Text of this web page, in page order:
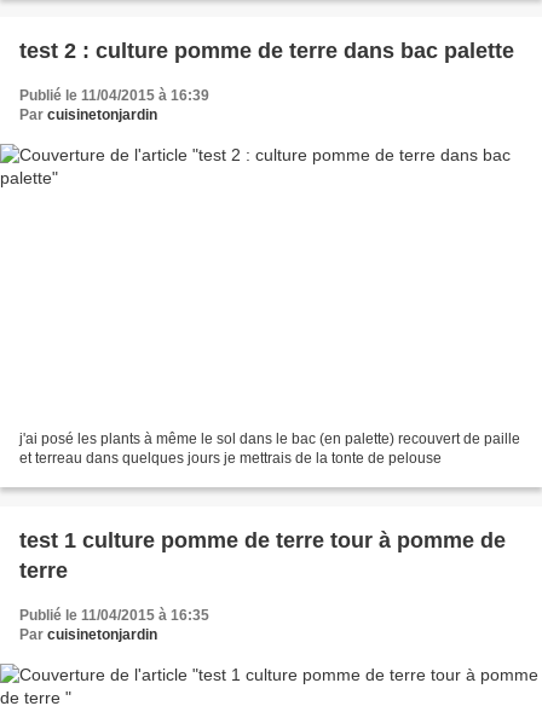
test 2 : culture pomme de terre dans bac palette
Publié le 11/04/2015 à 16:39
Par cuisinetonjardin
j'ai posé les plants à même le sol dans le bac (en palette) recouvert de paille
et terreau dans quelques jours je mettrais de la tonte de pelouse
test 1 culture pomme de terre tour à pomme de
terre
Publié le 11/04/2015 à 16:35
Par cuisinetonjardin